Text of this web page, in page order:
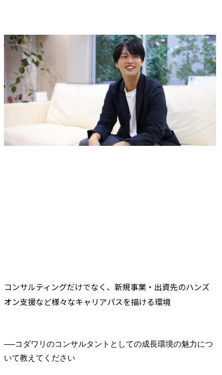
コンサルティングだけでなく、新規事業・出資先のハンズ
オン支援など様々なキャリアパスを描ける環境
──コダワリのコンサルタントとしての成長環境の魅力につ